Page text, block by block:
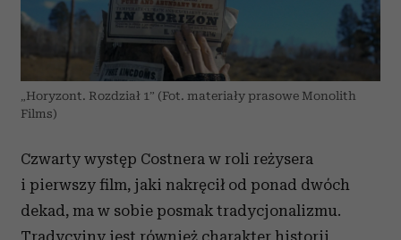
„Horyzont. Rozdział 1” (Fot. materiały prasowe Monolith
Films)
Czwarty występ Costnera w roli reżysera
i pierwszy film, jaki nakręcił od ponad dwóch
dekad, ma w sobie posmak tradycjonalizmu.